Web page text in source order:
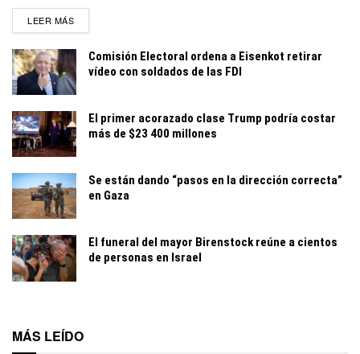
LEER MÁSDETAILS
Comisión Electoral ordena a Eisenkot retirar
vídeo con soldados de las FDI
El primer acorazado clase Trump podría costar
más de $23 400 millones
Se están dando “pasos en la dirección correcta”
en Gaza
El funeral del mayor Birenstock reúne a cientos
de personas en Israel
MÁS LEÍDO